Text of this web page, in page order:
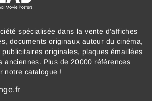
spécialisée dans la vente d’affiches
documents originaux autour du cinéma,
publicitaires originales, plaques émaillées
anciennes. Plus de 20000 références
notre catalogue !